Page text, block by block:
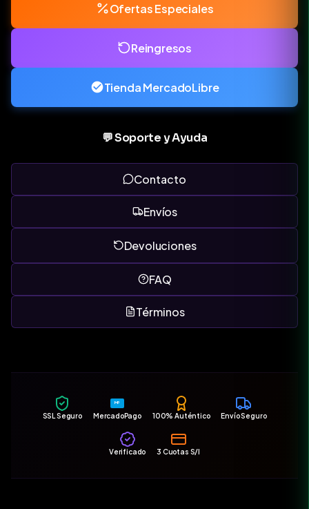
Ofertas Especiales
Reingresos
Tienda MercadoLibre
💬 Soporte y Ayuda
Contacto
Envíos
Devoluciones
FAQ
Términos
SSL Seguro
MP
MercadoPago 100% Auténtico Envío Seguro
Verificado 3 Cuotas S/I